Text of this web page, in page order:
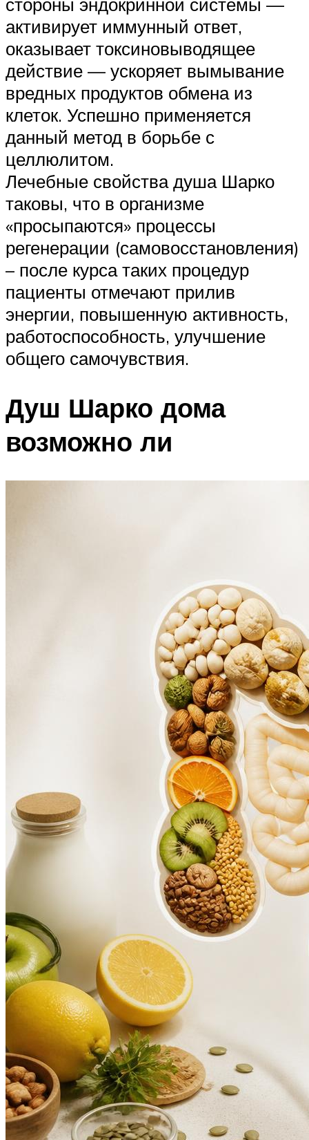
активирует иммунный ответ,
оказывает токсиновыводящее
действие — ускоряет вымывание
вредных продуктов обмена из
клеток. Успешно применяется
данный метод в борьбе с
целлюлитом.
Лечебные свойства душа Шарко
таковы, что в организме
«просыпаются» процессы
регенерации (самовосстановления)
– после курса таких процедур
пациенты отмечают прилив
энергии, повышенную активность,
работоспособность, улучшение
общего самочувствия.
Душ Шарко дома
возможно ли